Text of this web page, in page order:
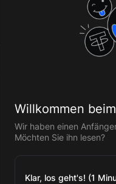
Willkommen
Wir haben einen
Möchten Sie ihn lesen?
Klar, los geht's! (1